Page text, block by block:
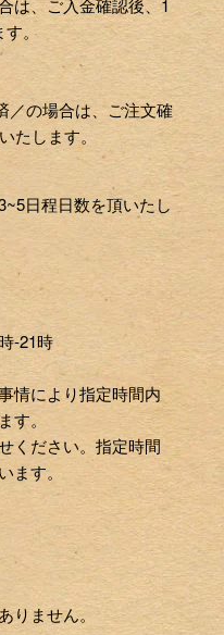
は、ご入金確認後、1
す。
／の場合は、ご注文確
たします。
日程日数を頂いたし
-21時
情により指定時間内
す。
ください。指定時間
ます。
りません。